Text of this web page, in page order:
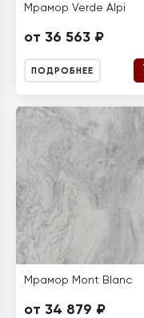
Мрамор Verde Alpi
от 36 563 ₽
ПОДРОБНЕЕ
Мрамор Mont Blanc
от 34 879 ₽